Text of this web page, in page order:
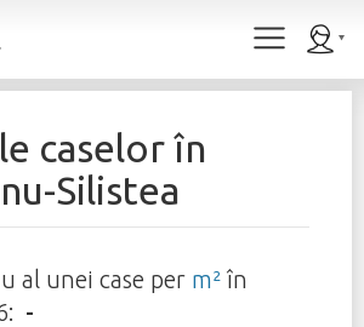
caselor în
Silistea
al unei case per m² în
: -